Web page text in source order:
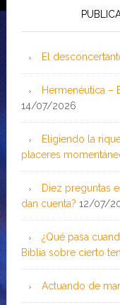
El
Hermenéutica –
14/07/2026
Eligiendo la
placeres
Diez preguntas
dan cuenta? 12/07/
¿Qué pasa
Biblia sobre cierto
Actuando de